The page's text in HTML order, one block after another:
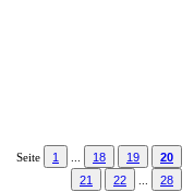
Seite 1 18 19
20
21
22 28